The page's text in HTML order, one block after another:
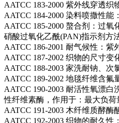
AATCC 183-2000 紫外线穿透织
AATCC 184-2000 染料喷撒性能
AATCC 185-2000 螯合剂：过
硝酸过氧化乙酰(PAN)指示剂方
AATCC 186-2001 耐气候性：紫
AATCC 187-2002 织物的尺寸变
AATCC 188-2003 家洗耐钠、次
AATCC 189-2002 地毯纤维含氟
AATCC 190-2003 耐活性氧漂
性纤维素酶，作用于：最大负荷
AATCC 191-2003 木纤维质酵
AATCC 192-2003 织物的耐久